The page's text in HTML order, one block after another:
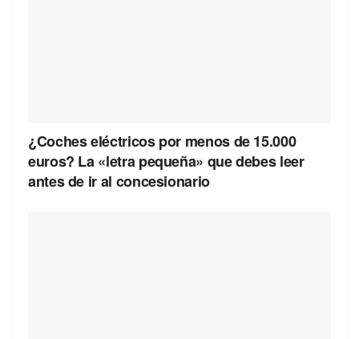
¿Coches eléctricos por menos de 15.000
euros? La «letra pequeña» que debes leer
antes de ir al concesionario